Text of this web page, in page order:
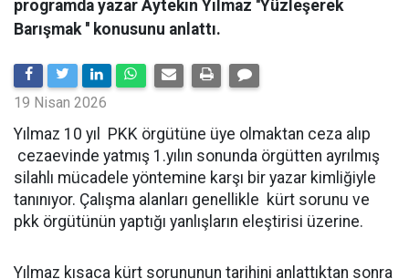
programda yazar Aytekin Yılmaz ''Yüzleşerek
Barışmak '' konusunu anlattı.
19 Nisan 2026
Yılmaz 10 yıl PKK örgütüne üye olmaktan ceza alıp
cezaevinde yatmış 1.yılın sonunda örgütten ayrılmış
silahlı mücadele yöntemine karşı bir yazar kimliğiyle
tanınıyor. Çalışma alanları genellikle kürt sorunu ve
pkk örgütünün yaptığı yanlışların eleştirisi üzerine.
Yılmaz kısaca kürt sorununun tarihini anlattıktan sonra